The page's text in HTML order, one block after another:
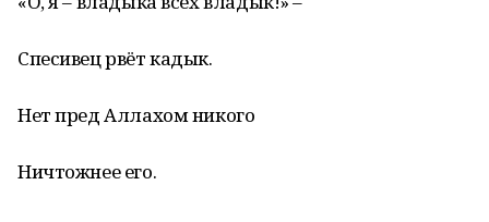
Спесивец рвёт кадык.
Нет пред Аллахом никого
Ничтожнее его.